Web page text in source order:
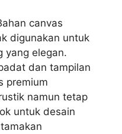
canvas
digunakan untuk
yang elegan.
dan tampilan
premium
namun tetap
untuk desain